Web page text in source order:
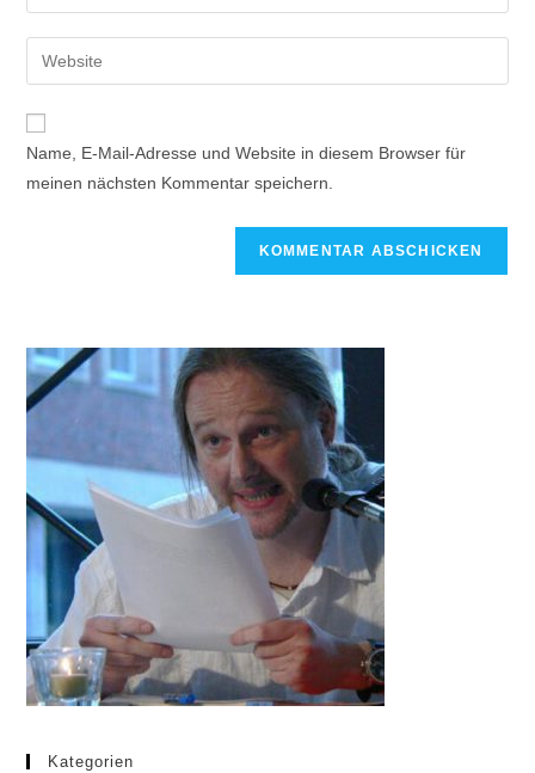
Name, E-Mail-Adresse und Website in diesem Browser für
meinen nächsten Kommentar speichern.
Kategorien